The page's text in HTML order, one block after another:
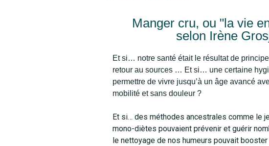
Manger cru, ou "la vie
selon Irène
Et si… notre santé était le résultat de
retour au sources … Et si… une certaine
permettre de vivre jusqu’à un âge avancé
mobilité et sans douleur ?
Et si… des méthodes ancestrales comme le
mono-diètes pouvaient prévenir et guérir
le nettoyage de nos humeurs pouvait